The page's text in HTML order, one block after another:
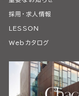
採用・求人情報
LESSON
Webカタログ